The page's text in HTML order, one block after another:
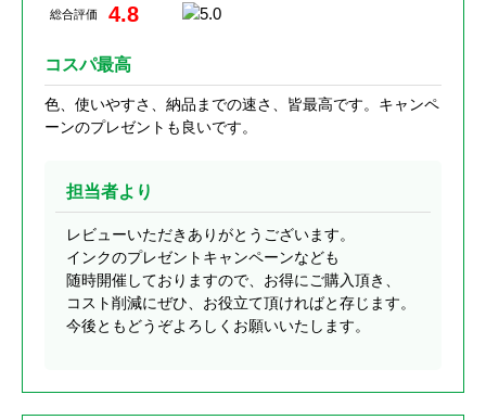
総合評価 4.8
コスパ最高
色、使いやすさ、納品までの速さ、皆最高です。キャンペ
ーンのプレゼントも良いです。
担当者より
レビューいただきありがとうございます。
インクのプレゼントキャンペーンなども
随時開催しておりますので、お得にご購入頂き、
コスト削減にぜひ、お役立て頂ければと存じます。
今後ともどうぞよろしくお願いいたします。